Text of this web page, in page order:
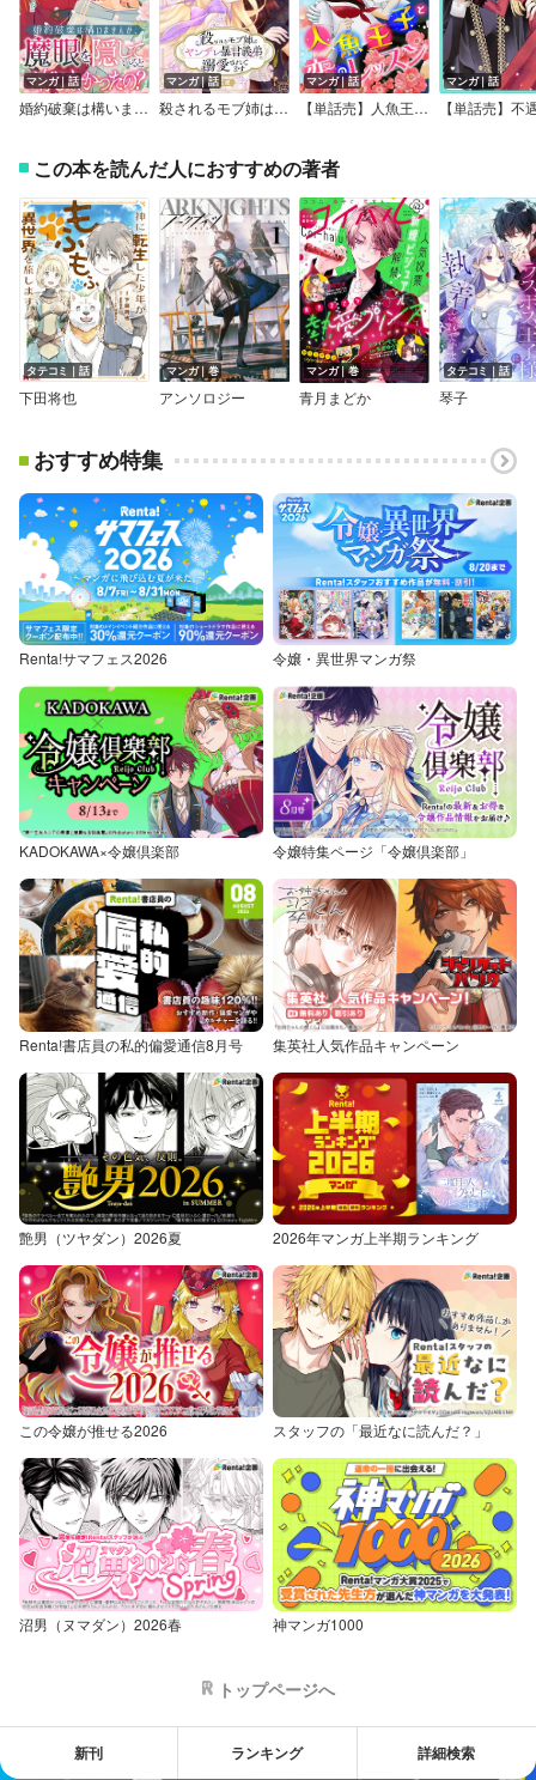
マンガ｜話
婚約破棄は構いませんが、魔眼を隠しているとご存じなかったの？
マンガ｜話
殺されるモブ姉はヤンデレ暴君義弟に溺愛されてます［ばら売り］
マンガ｜話
【単話売】人魚王子と恋のレッスン！
マンガ｜話
この本を読んだ人におすすめの著者
タテコミ｜話
下田将也
マンガ｜巻
アンソロジー
マンガ｜巻
青月まどか
タテコミ｜話
琴子
おすすめ特集
Renta!サマフェス2026 令嬢・異世界マンガ祭
KADOKAWA×令嬢倶楽部 令嬢特集ページ「令嬢倶楽部」
Renta!書店員の私的偏愛通信8月号 集英社人気作品キャンペーン
艶男（ツヤダン）2026夏 2026年マンガ上半期ランキング
この令嬢が推せる2026 スタッフの「最近なに読んだ？」
沼男（ヌマダン）2026春 神マンガ1000
トップページへ
新刊 ランキング 詳細検索